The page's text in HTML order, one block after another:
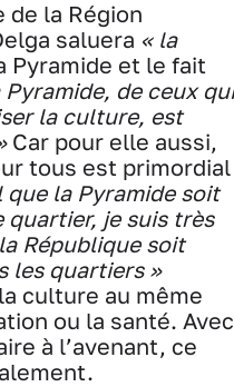
de la Région
saluera « la
Pyramide et le fait
Pyramide, de ceux qui
la culture, est
Car pour elle aussi,
tous est primordial
la Pyramide soit
quartier, je suis très
République soit
les quartiers »
culture au même
ou la santé. Avec
à l’avenant, ce